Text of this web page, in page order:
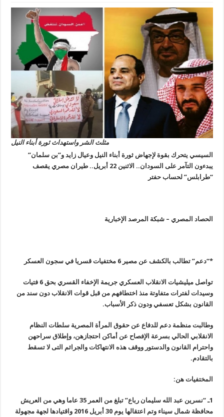
مثلث الشر واستهداث ثورة أبناء النيل
السيسي يتحرك بقوة لإجهاض ثورة أبناء النيل وعيال زايد و”بن سلمان”
يبدءون التآمر على السودان.. الاثنين 22 أبريل..طيران مصري يقصف
“طرابلس” لحساب حفتر
الحصاد المصري – شبكة المرصد الإخبارية
*“دعم” تطالب بالكشف عن مصير 6 مختفيات قسريا في سجون العسكر
تواصل ميليشيات الانقلاب العسكري جريمة الإخفاء القسري بحق 6 فتيات
وسيدات لفترات متفاوتة منذ اختطافهم من قبل قوات الانقلاب دون سند من
القانون بشكل تعسفي ودون ذكر الأسباب.
وطالبت منظمة دعم للدفاع عن حقوق المرأة المصرية سلطات النظام
الانقلابي الحالي بسرعة الإفصاح عن أماكن احتجازهن، وإطلاق سراحهن
واحترام القانون والدستور ووقف هذه الانتهاكات والجرائم التى لا تسقط
بالتقادم.
المختفيات هن:
1ـ “نسرين عبد الله سليمان رباع” تبلغ من العمر 35 عاما وهي من العريش
محافظة شمال سيناء وتم اعتقالها يوم 30 أبريل 2016 واقتيادها لجهة مجهولة